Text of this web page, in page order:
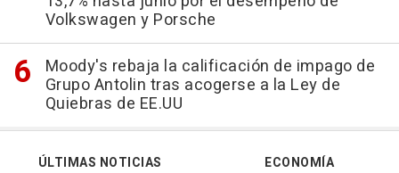
Volkswagen y Porsche
Moody's rebaja la calificación de impago de
Grupo Antolin tras acogerse a la Ley de
Quiebras de EE.UU
ÚLTIMAS NOTICIAS
ECONOMÍA